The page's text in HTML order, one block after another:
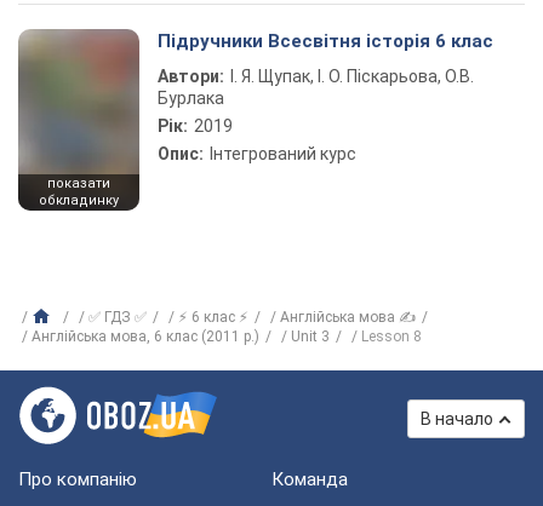
показати
обкладинку
Підручники Всесвітня історія 6 клас
Автори:
І. Я. Щупак, І. О. Піскарьова, О.В.
Бурлака
Рік: 2019
Опис: Інтегрований курс
✅ ГДЗ ✅ ⚡ 6 клас ⚡
Англійська мова ✍
Англійська мова, 6 клас (2011 р.)
Unit 3 Lesson 8
В начало
Про компанію Команда